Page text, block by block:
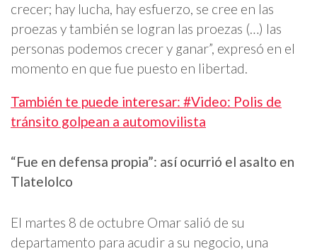
crecer; hay lucha, hay esfuerzo, se cree en las
proezas y también se logran las proezas (…) las
personas podemos crecer y ganar”, expresó en el
momento en que fue puesto en libertad.
También te puede interesar: #Video: Polis de
tránsito golpean a automovilista
“Fue en defensa propia”: así ocurrió el asalto en
Tlatelolco
El martes 8 de octubre Omar salió de su
departamento para acudir a su negocio, una